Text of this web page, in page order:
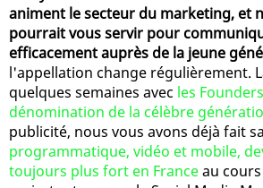
animent le secteur du marketing, et
pourrait vous servir pour
efficacement auprès de la jeune
l'appellation change régulièrement.
quelques semaines avec les
dénomination de la célèbre
publicité, nous vous avons déjà fait
programmatique, vidéo et mobile,
toujours plus fort en Franceau